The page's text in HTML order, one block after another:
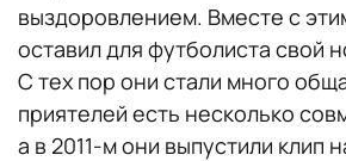
выздоровлением. Вместе с
оставил для футболиста свой
С тех пор они стали много
приятелей есть несколько
а в 2011-м они выпустили клип